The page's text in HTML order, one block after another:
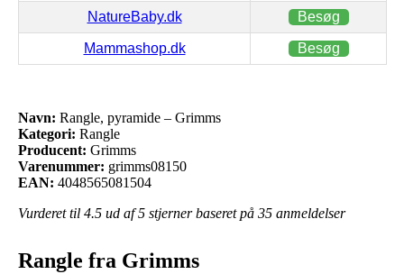
NatureBaby.dk Besøg
Mammashop.dk Besøg
Navn: Rangle, pyramide – Grimms
Kategori: Rangle
Producent: Grimms
Varenummer: grimms08150
EAN: 4048565081504
Vurderet til 4.5 ud af 5 stjerner baseret på 35 anmeldelser
Rangle fra Grimms